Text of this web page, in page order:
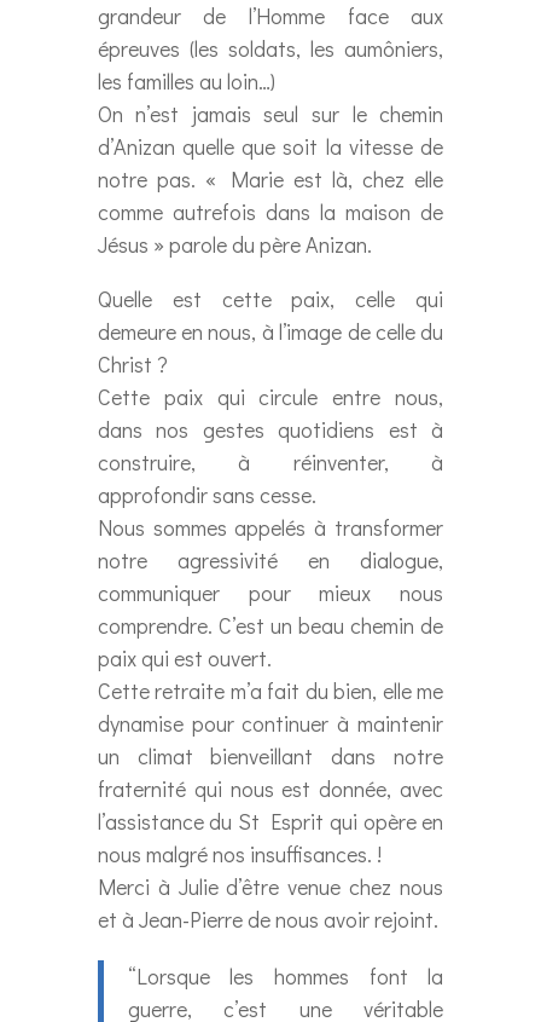
grandeur de l’Homme face aux
épreuves (les soldats, les aumôniers,
les familles au loin…)
On n’est jamais seul sur le chemin
d’Anizan quelle que soit la vitesse de
notre pas. « Marie est là, chez elle
comme autrefois dans la maison de
Jésus » parole du père Anizan.
Quelle est cette paix, celle qui
demeure en nous, à l’image de celle du
Christ ?
Cette paix qui circule entre nous,
dans nos gestes quotidiens est à
construire, à réinventer, à
approfondir sans cesse.
Nous sommes appelés à transformer
notre agressivité en dialogue,
communiquer pour mieux nous
comprendre. C’est un beau chemin de
paix qui est ouvert.
Cette retraite m’a fait du bien, elle me
dynamise pour continuer à maintenir
un climat bienveillant dans notre
fraternité qui nous est donnée, avec
l’assistance du St Esprit qui opère en
nous malgré nos insuffisances. !
Merci à Julie d’être venue chez nous
et à Jean-Pierre de nous avoir rejoint.
“Lorsque les hommes font la
guerre, c’est une véritable